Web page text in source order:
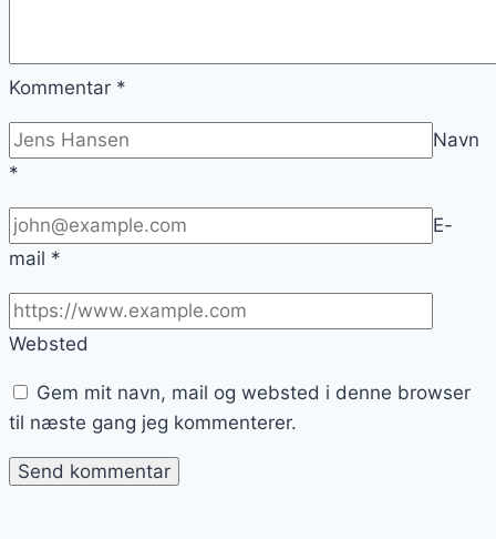
Kommentar *
Navn
*
E-
mail *
Websted
Gem mit navn, mail og websted i denne browser
til næste gang jeg kommenterer.